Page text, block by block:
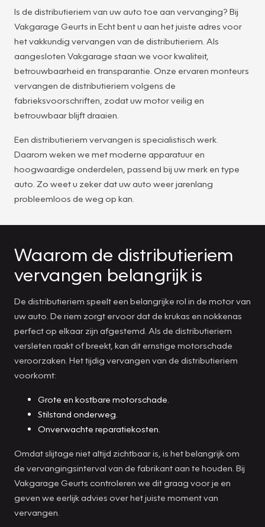
Is de distributieriem van uw auto toe aan vervanging? Bij
Vakgarage Geurts in Echt bent u aan het juiste adres voor
het vakkundig vervangen van de distributieriem. Als
aangesloten Vakgarage staan we voor kwaliteit,
betrouwbaarheid en transparantie. Onze ervaren monteurs
vervangen de distributieriem volgens de
fabrieksvoorschriften, zodat uw motor veilig en
betrouwbaar blijft draaien.
Een distributieriem vervangen is specialistisch werk.
Daarom weken we met moderne apparatuur en
hoogwaardige onderdelen, passend bij uw merk en type
auto. Zo weet u zeker dat uw auto weer jarenlang
probleemloos de weg op kan.
Waarom de distributieriem
vervangen belangrijk is
De distributieriem speelt een belangrijke rol in de motor van
uw auto. De riem zorgt ervoor dat de krukas en nokkenas
perfect op elkaar zijn afgestemd. Als de distributieriem
versleten raakt of breekt, kan dit ernstige motorschade
veroorzaken. Het tijdig vervangen van de distributieriem
voorkomt:
Grote en kostbare motorschade.
Stilstand onderweg.
Onverwachte reparatiekosten.
Omdat slijtage niet altijd zichtbaar is, is het belangrijk om
de vervangingsinterval van de fabrikant aan te houden. Bij
Vakgarage Geurts controleren we dit graag voor je en
geven we eerlijk advies over het juiste moment van
vervangen.